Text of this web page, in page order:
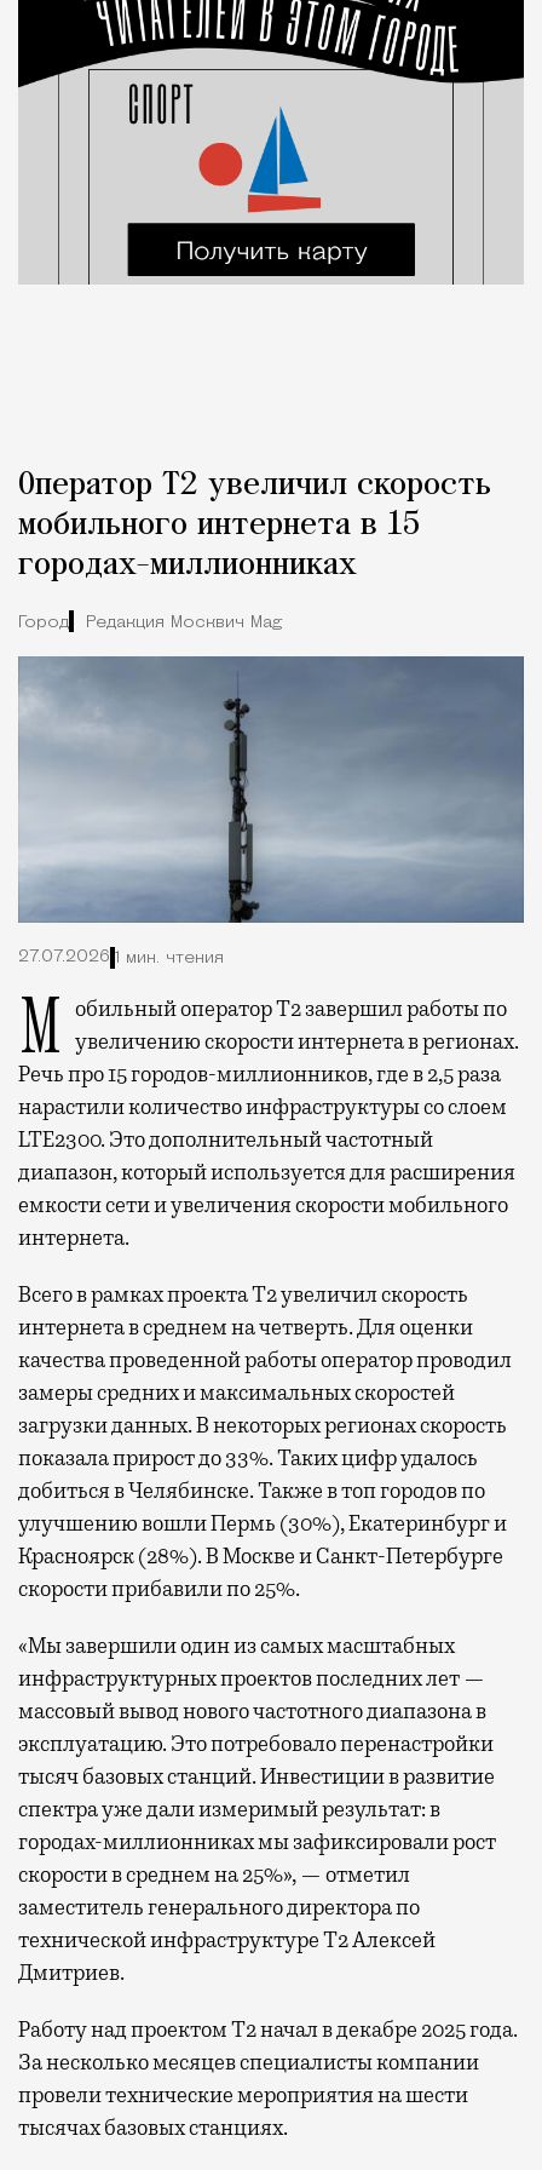
Оператор Т2 увеличил скорость
мобильного интернета в 15
городах-миллионниках
Город Редакция Москвич Mag
27.07.2026 1 мин. чтения
Мобильный оператор Т2 завершил работы по увеличению скорости интернета в регионах.
Речь про 15 городов-миллионников, где в 2,5 раза
нарастили количество инфраструктуры со слоем
LTE2300. Это дополнительный частотный
диапазон, который используется для расширения
емкости сети и увеличения скорости мобильного
интернета.
Всего в рамках проекта Т2 увеличил скорость
интернета в среднем на четверть. Для оценки
качества проведенной работы оператор проводил
замеры средних и максимальных скоростей
загрузки данных. В некоторых регионах скорость
показала прирост до 33%. Таких цифр удалось
добиться в Челябинске. Также в топ городов по
улучшению вошли Пермь (30%), Екатеринбург и
Красноярск (28%). В Москве и Санкт-Петербурге
скорости прибавили по 25%.
«Мы завершили один из самых масштабных
инфраструктурных проектов последних лет —
массовый вывод нового частотного диапазона в
эксплуатацию. Это потребовало перенастройки
тысяч базовых станций. Инвестиции в развитие
спектра уже дали измеримый результат: в
городах-миллионниках мы зафиксировали рост
скорости в среднем на 25%», — отметил
заместитель генерального директора по
технической инфраструктуре Т2 Алексей
Дмитриев.
Работу над проектом Т2 начал в декабре 2025 года.
За несколько месяцев специалисты компании
провели технические мероприятия на шести
тысячах базовых станциях.